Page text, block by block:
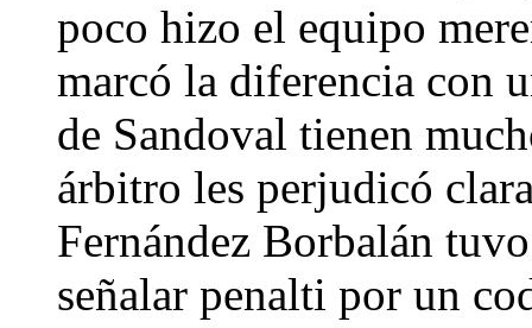
poco hizo el equipo
marcó la diferencia con
de Sandoval tienen
árbitro les perjudicó
Fernández Borbalán
señalar penalti por un